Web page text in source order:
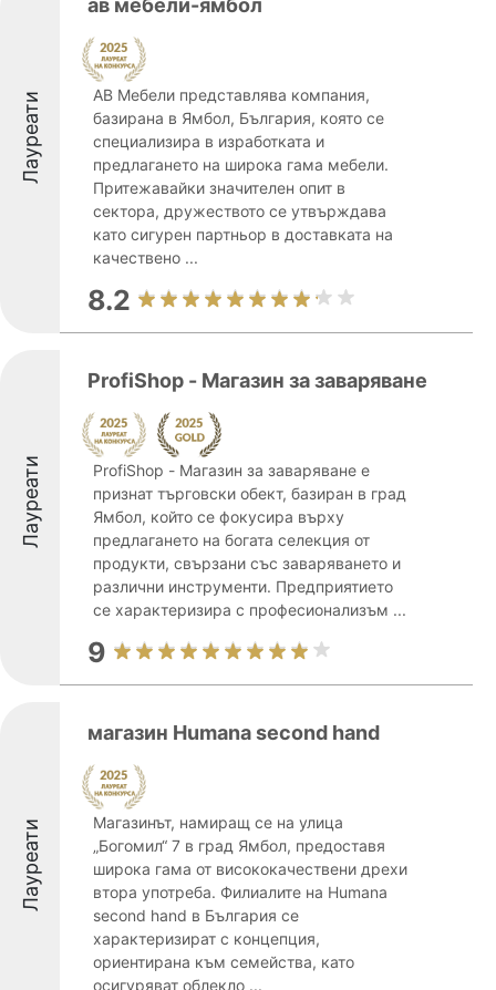
Лауреати
ав мебели-ямбол
АВ Мебели представлява компания,
базирана в Ямбол, България, която се
специализира в изработката и
предлагането на широка гама мебели.
Притежавайки значителен опит в
сектора, дружеството се утвърждава
като сигурен партньор в доставката на
качествено ...
8.2
Лауреати
ProfiShop - Магазин за заваряване
ProfiShop - Магазин за заваряване е
признат търговски обект, базиран в град
Ямбол, който се фокусира върху
предлагането на богата селекция от
продукти, свързани със заваряването и
различни инструменти. Предприятието
се характеризира с професионализъм ...
9
Лауреати
магазин Humana second hand
Магазинът, намиращ се на улица
„Богомил“ 7 в град Ямбол, предоставя
широка гама от висококачествени дрехи
втора употреба. Филиалите на Humana
second hand в България се
характеризират с концепция,
ориентирана към семейства, като
осигуряват облекло ...